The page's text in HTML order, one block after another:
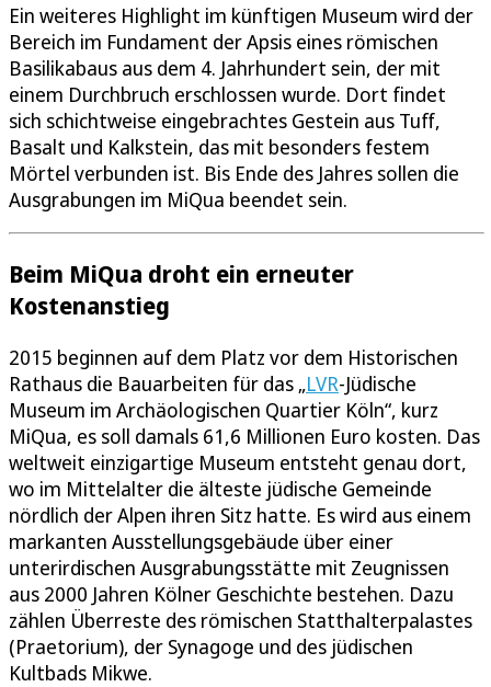
Ein weiteres Highlight im künftigen Museum wird der
Bereich im Fundament der Apsis eines römischen
Basilikabaus aus dem 4. Jahrhundert sein, der mit
einem Durchbruch erschlossen wurde. Dort findet
sich schichtweise eingebrachtes Gestein aus Tuff,
Basalt und Kalkstein, das mit besonders festem
Mörtel verbunden ist. Bis Ende des Jahres sollen die
Ausgrabungen im MiQua beendet sein.
Beim MiQua droht ein erneuter
Kostenanstieg
2015 beginnen auf dem Platz vor dem Historischen
Rathaus die Bauarbeiten für das „LVR-Jüdische
Museum im Archäologischen Quartier Köln“, kurz
MiQua, es soll damals 61,6 Millionen Euro kosten. Das
weltweit einzigartige Museum entsteht genau dort,
wo im Mittelalter die älteste jüdische Gemeinde
nördlich der Alpen ihren Sitz hatte. Es wird aus einem
markanten Ausstellungsgebäude über einer
unterirdischen Ausgrabungsstätte mit Zeugnissen
aus 2000 Jahren Kölner Geschichte bestehen. Dazu
zählen Überreste des römischen Statthalterpalastes
(Praetorium), der Synagoge und des jüdischen
Kultbads Mikwe.